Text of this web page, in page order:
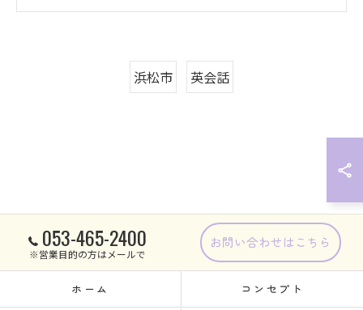
浜松市 英会話
053-465-2400
※営業目的の方はメールで
お問い合わせはこちら
ホーム コンセプト